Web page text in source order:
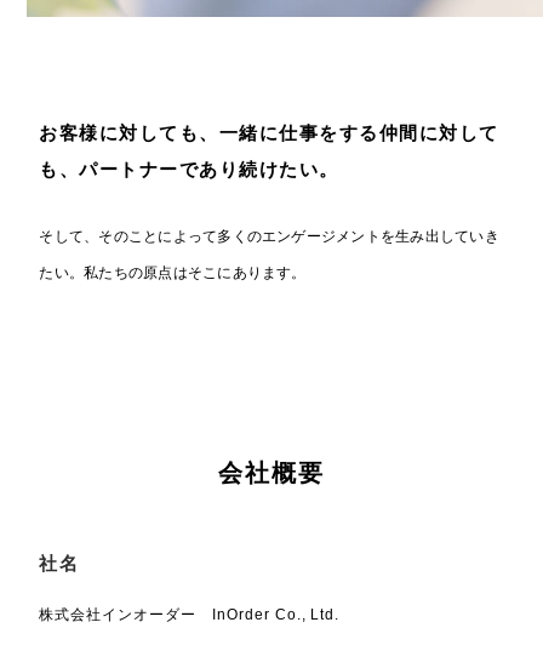
お客様に対しても、一緒に仕事をする仲間に対して
も、パートナーであり続けたい。
そして、そのことによって多くのエンゲージメントを生み出していき
たい。私たちの原点はそこにあります。
会社概要
社名
株式会社インオーダー InOrder Co., Ltd.